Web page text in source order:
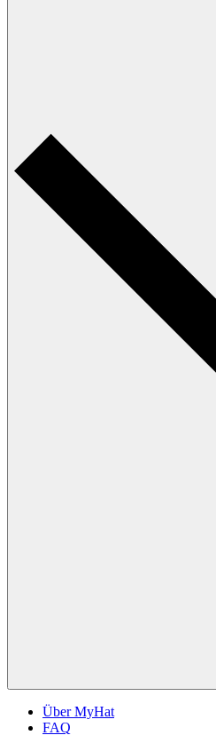
Über MyHat
FAQ